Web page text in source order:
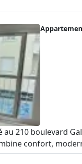
210 boulevard
confort,